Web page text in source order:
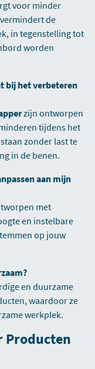
voor minder
de
in tegenstelling tot
worden
bij het verbeteren
zijn ontworpen
tijdens het
zonder last te
in de benen.
aan mijn
met
en instelbare
op jouw
en duurzame
waardoor ze
werkplek.
Producten